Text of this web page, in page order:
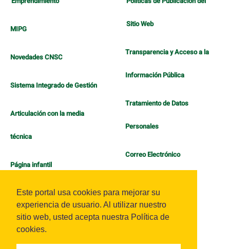
Este portal usa cookies para mejorar su
experiencia de usuario. Al utilizar nuestro
sitio web, usted acepta nuestra Política de
cookies.
MIPG
Novedades CNSC
Sistema Integrado de Gestión
Articulación con la media
técnica
Página infantil
Sitio Web
Transparencia y Acceso a la
Información Pública
Tratamiento de Datos
Personales
Correo Electrónico